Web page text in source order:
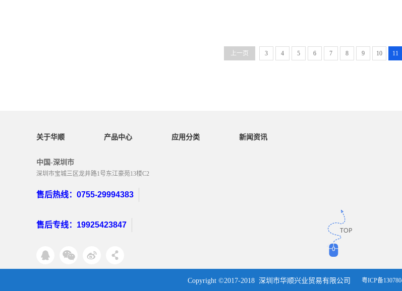
科思创复合材料--带有金属效果的塑料
材料它还具有柔韧性。单向碳质感使得CFRTP为空
长久以来复合材料都以成本过高且常难以与其它
而闻名。CFRTP改变了这一切。它现代化且具有成
益，易于形成热塑性复合材料，为全新应用和用
科思创复合材料--吸引人的外观
上一页 3 4 5 6 7 8 9 10 11
关于华顺 产品中心 应用分类 新闻资讯
中国-深圳市
深圳市宝城三区龙井路1号东江豪苑13楼C2
售后热线：0755-29994383
售后专线：19925423847
Copyright ©2017-2018 深圳市华顺兴业贸易有限公司 粤ICP备